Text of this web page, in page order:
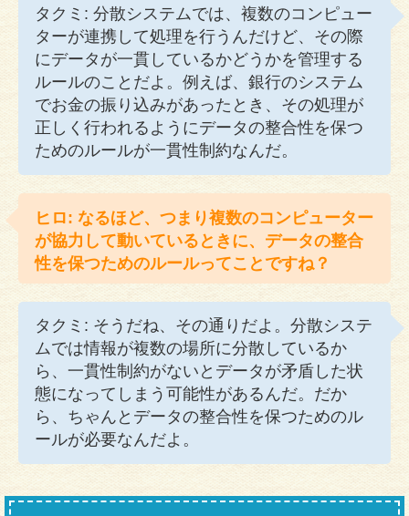
タクミ: 分散システムでは、複数のコンピュー
ターが連携して処理を行うんだけど、その際
にデータが一貫しているかどうかを管理する
ルールのことだよ。例えば、銀行のシステム
でお金の振り込みがあったとき、その処理が
正しく行われるようにデータの整合性を保つ
ためのルールが一貫性制約なんだ。
ヒロ: なるほど、つまり複数のコンピューター
が協力して動いているときに、データの整合
性を保つためのルールってことですね？
タクミ: そうだね、その通りだよ。分散システ
ムでは情報が複数の場所に分散しているか
ら、一貫性制約がないとデータが矛盾した状
態になってしまう可能性があるんだ。だか
ら、ちゃんとデータの整合性を保つためのル
ールが必要なんだよ。